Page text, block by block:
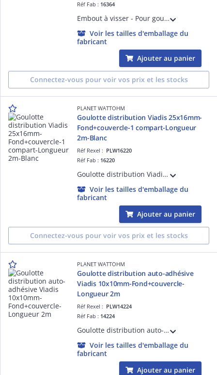
Réf Fab : 16364
Embout à visser - Pour goulotte de distribution Viadis 60x40mm -PVC Blanc Artic
Voir les tailles d'emballage du
fabricant
Ajouter au panier
Connectez-vous pour voir vos prix et les stocks
PLANET WATTOHM
Goulotte distribution Viadis 25x16mm-
Fond+couvercle-1 compart-Longueur
2m-Blanc
Réf Rexel : PLW16220
Réf Fab : 16220
Goulotte distribution Viadis 25x16mm-Fond+couvercle-1 compart-Longueur 2m-Blanc
Voir les tailles d'emballage du
fabricant
Ajouter au panier
Connectez-vous pour voir vos prix et les stocks
PLANET WATTOHM
Goulotte distribution auto-adhésive
Viadis 10x10mm-Fond+couvercle-
Longueur 2m
Réf Rexel : PLW14224
Réf Fab : 14224
Goulotte distribution auto-adhésive Viadis 10x10mm-Fond+couvercle-Longueur 2m
Voir les tailles d'emballage du
fabricant
Ajouter au panier